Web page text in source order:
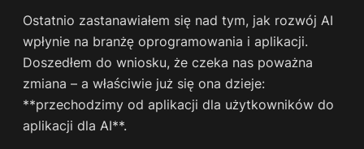
Ostatnio zastanawiałem się nad tym, jak rozwój AI
wpłynie na branżę oprogramowania i aplikacji.
Doszedłem do wniosku, że czeka nas poważna
zmiana – a właściwie już się ona dzieje:
**przechodzimy od aplikacji dla użytkowników do
aplikacji dla AI**.